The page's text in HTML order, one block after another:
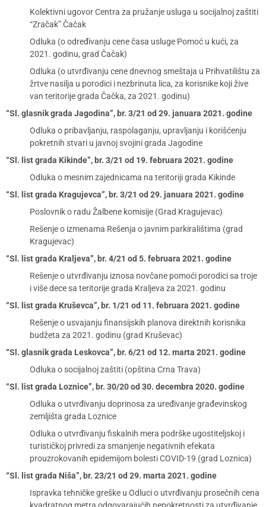
Kolektivni ugovor Centra za pružanje usluga u socijalnoj zaštiti
“Zračak” Čačak
Odluka (o određivanju cene časa usluge Pomoć u kući, za
2021. godinu, grad Čačak)
Odluka (o utvrđivanju cene dnevnog smeštaja u Prihvatilištu za
žrtve nasilja u porodici i nezbrinuta lica, za korisnike koji žive
van teritorije grada Čačka, za 2021. godinu)
“Sl. glasnik grada Jagodina”, br. 3/21 od 29. januara 2021. godine
Odluka o pribavljanju, raspolaganju, upravljanju i korišćenju
pokretnih stvari u javnoj svojini grada Jagodine
“Sl. list grada Kikinde”, br. 3/21 od 19. februara 2021. godine
Odluka o mesnim zajednicama na teritoriji grada Kikinde
“Sl. list grada Kragujevca”, br. 3/21 od 29. januara 2021. godine
Poslovnik o radu Žalbene komisije (Grad Kragujevac)
Rešenje o izmenama Rešenja o javnim parkiralištima (grad
Kragujevac)
“Sl. list grada Kraljeva”, br. 4/21 od 5. februara 2021. godine
Rešenje o utvrđivanju iznosa novčane pomoći porodici sa troje
i više dece sa teritorije grada Kraljeva za 2021. godinu
“Sl. list grada Kruševca”, br. 1/21 od 11. februara 2021. godine
Rešenje o usvajanju finansijskih planova direktnih korisnika
budžeta za 2021. godinu (grad Kruševac)
“Sl. glasnik grada Leskovca”, br. 6/21 od 12. marta 2021. godine
Odluka o socijalnoj zaštiti (opština Crna Trava)
“Sl. list grada Loznice”, br. 30/20 od 30. decembra 2020. godine
Odluka o utvrđivanju doprinosa za uređivanje građevinskog
zemljišta grada Loznice
Odluka o utvrđivanju fiskalnih mera podrške ugostiteljskoj i
turističkoj privredi za smanjenje negativnih efekata
prouzrokovanih epidemijom bolesti COVID-19 (grad Loznica)
“Sl. list grada Niša”, br. 23/21 od 29. marta 2021. godine
Ispravka tehničke greške u Odluci o utvrđivanju prosečnih cena